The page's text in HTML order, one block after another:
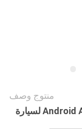
منتوج وصف
واجهة Lsailt اللاسلكية Android Auto Carplay لسيارة